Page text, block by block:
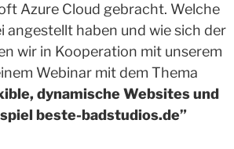
Azure Cloud gebracht. Welche
angestellt haben und wie sich der
wir in Kooperation mit unserem
Webinar mit dem Thema
dynamische Websites und
beste-badstudios.de”